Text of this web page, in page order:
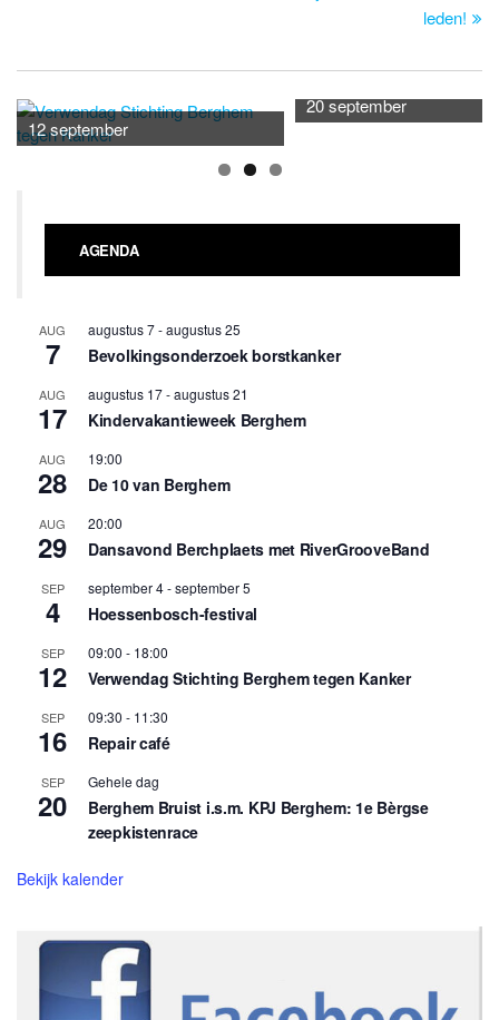
leden!
12 september
20 september
AGENDA
AUG
7
augustus 7-augustus 25
Bevolkingsonderzoek borstkanker
AUG
17
augustus 17-augustus 21
Kindervakantieweek Berghem
AUG
28
19:00
De 10 van Berghem
AUG
29
20:00
Dansavond Berchplaets met RiverGrooveBand
SEP
4
september 4-september 5
Hoessenbosch-festival
SEP
12
09:00 - 18:00
Verwendag Stichting Berghem tegen Kanker
SEP
16
09:30 - 11:30
Repair café
SEP
20
Gehele dag
Berghem Bruist i.s.m. KPJ Berghem: 1e Bèrgse
zeepkistenrace
Bekijk kalender